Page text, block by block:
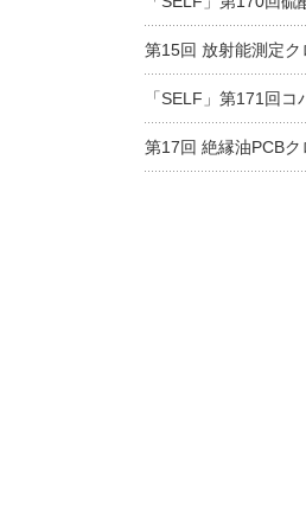
第15回 放射能測定ク
「SELF」第171回
第17回 絶縁油PCBク